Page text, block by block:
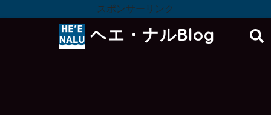
スポンサーリンク
ヘエ・ナルBlog